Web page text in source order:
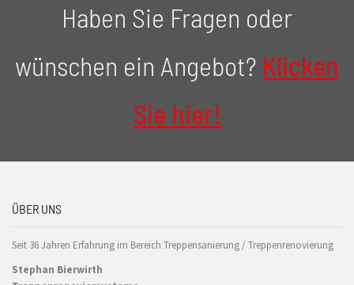
Haben Sie Fragen oder
wünschen ein Angebot? Klicken
Sie hier!
ÜBER UNS
Seit 36 Jahren Erfahrung im Bereich Treppensanierung / Treppenrenovierung
Stephan Bierwirth